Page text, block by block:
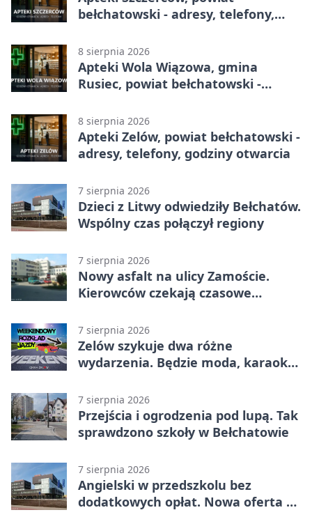
bełchatowski - adresy, telefony,
8 sierpnia 2026
Apteki Wola Wiązowa, gmina
Rusiec, powiat bełchatowski -
8 sierpnia 2026
Apteki Zelów, powiat bełchatowski -
adresy, telefony, godziny otwarcia
7 sierpnia 2026
Dzieci z Litwy odwiedziły Bełchatów.
Wspólny czas połączył regiony
7 sierpnia 2026
Nowy asfalt na ulicy Zamoście.
Kierowców czekają czasowe
7 sierpnia 2026
Zelów szykuje dwa różne
wydarzenia. Będzie moda, karaoke
7 sierpnia 2026
Przejścia i ogrodzenia pod lupą. Tak
sprawdzono szkoły w Bełchatowie
7 sierpnia 2026
Angielski w przedszkolu bez
dodatkowych opłat. Nowa oferta w